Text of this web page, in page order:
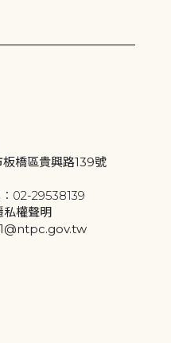
橋區貴興路139號
02-29538139
私權聲明